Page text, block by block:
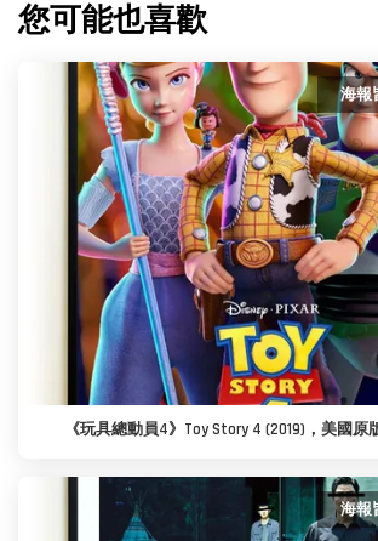
您可能也喜歡
海報
《玩具總動員4》Toy Story 4 (2019)，美國原
海報